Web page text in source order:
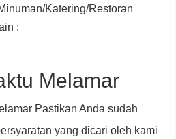
Katering/Restoran
:
Melamar
Pastikan Anda sudah
yang dicari oleh kami